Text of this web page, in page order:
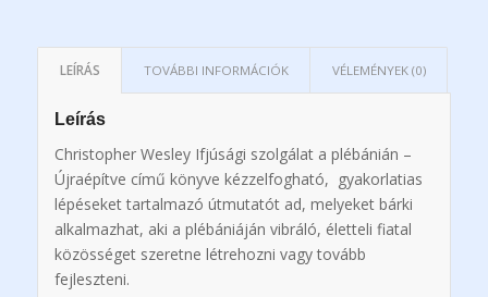
LEÍRÁS TOVÁBBI INFORMÁCIÓK VÉLEMÉNYEK (0)
Leírás
Christopher Wesley Ifjúsági szolgálat a plébánián –
Újraépítve című könyve kézzelfogható, gyakorlatias
lépéseket tartalmazó útmutatót ad, melyeket bárki
alkalmazhat, aki a plébániáján vibráló, életteli fiatal
közösséget szeretne létrehozni vagy tovább
fejleszteni.